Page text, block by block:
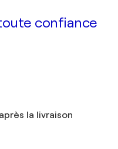
confiance
la livraison